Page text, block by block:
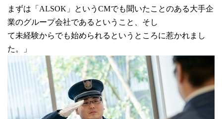
まずは「ALSOK」というCMでも聞いたことのある大手企
業のグループ会社であるということ、そし
て未経験からでも始められるというところに惹かれまし
た。」